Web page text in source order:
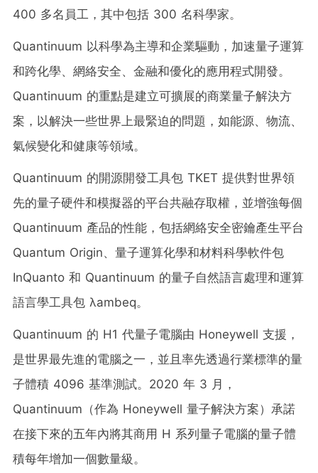
400 多名員工，其中包括 300 名科學家。
Quantinuum 以科學為主導和企業驅動，加速量子運算
和跨化學、網絡安全、金融和優化的應用程式開發。
Quantinuum 的重點是建立可擴展的商業量子解決方
案，以解決一些世界上最緊迫的問題，如能源、物流、
氣候變化和健康等領域。
Quantinuum 的開源開發工具包 TKET 提供對世界領
先的量子硬件和模擬器的平台共融存取權，並增強每個
Quantinuum 產品的性能，包括網絡安全密鑰產生平台
Quantum Origin、量子運算化學和材料科學軟件包
InQuanto 和 Quantinuum 的量子自然語言處理和運算
語言學工具包 λambeq。
Quantinuum 的 H1 代量子電腦由 Honeywell 支援，
是世界最先進的電腦之一，並且率先透過行業標準的量
子體積 4096 基準測試。2020 年 3 月，
Quantinuum（作為 Honeywell 量子解決方案）承諾
在接下來的五年內將其商用 H 系列量子電腦的量子體
積每年增加一個數量級。